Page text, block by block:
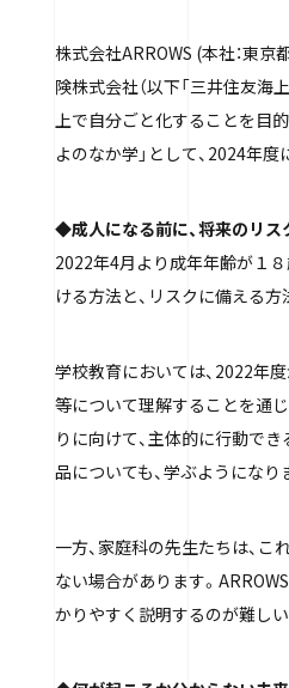
株式会社ARROWS (本社：東京
険株式会社（以下「三井住友海
上で自分ごと化することを目
よのなか学」として、2024年
◆成人になる前に、将来のリス
2022年4月より成年年齢が１
ける方法と、リスクに備える
学校教育においては、2022年
等について理解することを通
りに向けて、主体的に行動で
品についても、学ぶようになり
一方、家庭科の先生たちは、
ない場合があります。
かりやすく説明するのが難し